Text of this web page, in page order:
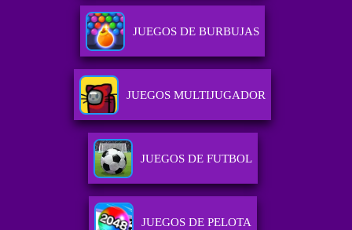
JUEGOS DE BURBUJAS
JUEGOS MULTIJUGADOR
JUEGOS DE FUTBOL
JUEGOS DE PELOTA